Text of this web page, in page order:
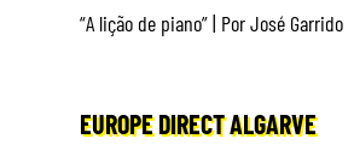
“A lição de piano” | Por José Garrido
EUROPE DIRECT ALGARVE